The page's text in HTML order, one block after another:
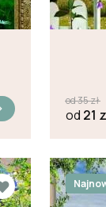
od35zł
od 21